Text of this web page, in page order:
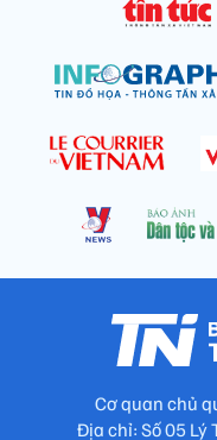
Cơ quan chủ
Địa chỉ: Số 05 Lý